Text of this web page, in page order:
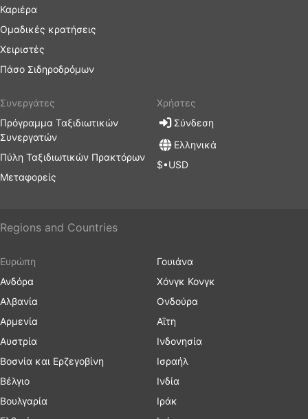
Καριέρα
Ομαδικές κρατήσεις
Χειριστές
Πάσο Σιδηροδρόμων
Συνεργάτες
Πρόγραμμα Ταξιδιωτικών
Συνεργατών
Πύλη Ταξιδιωτικών Πρακτόρων
Μεταφορείς
Χρήστες
Σύνδεση
Ελληνικά
$•USD
Regions and Countries
Ευρώπη
Ανδόρα
Αλβανία
Αρμενία
Αυστρία
Βοσνία και Ερζεγοβίνη
Βέλγιο
Βουλγαρία
Γουιάνα
Χόνγκ Κονγκ
Ονδούρα
Αϊτη
Ινδονησία
Ισραήλ
Ινδία
Ιράκ